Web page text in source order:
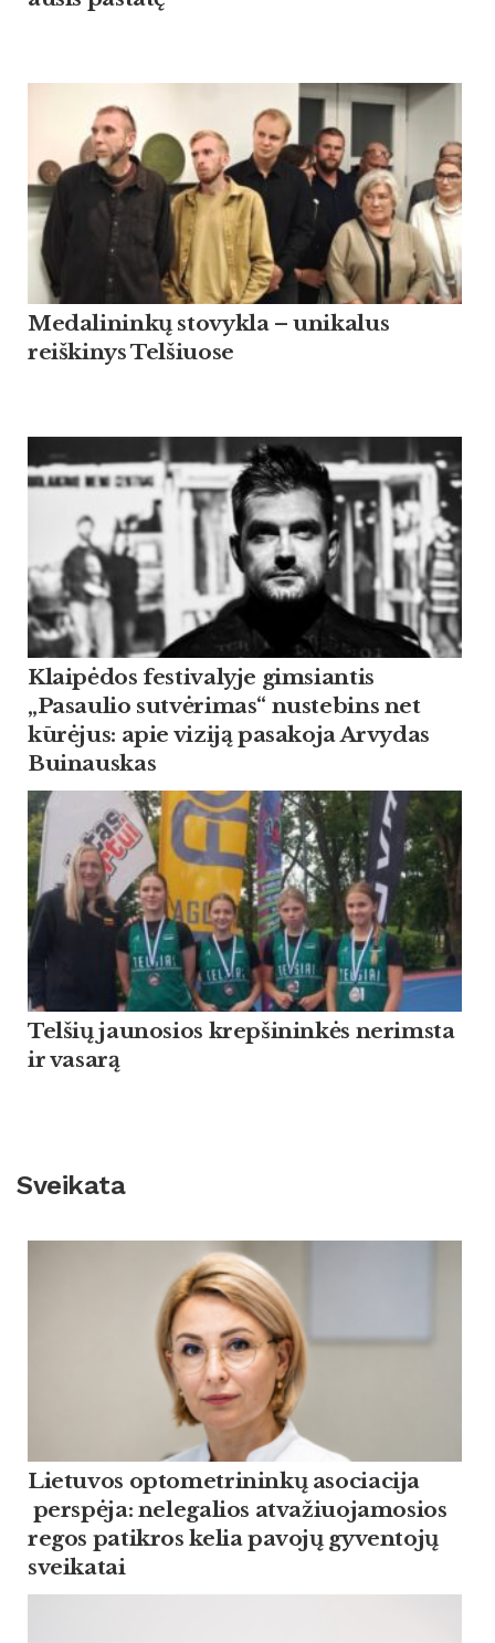
Medalininkų stovykla – unikalus
reiškinys Telšiuose
Klaipėdos festivalyje gimsiantis
„Pasaulio sutvėrimas“ nustebins net
kūrėjus: apie viziją pasakoja Arvydas
Buinauskas
Tel­šių jau­no­sios krep­ši­ninkės ne­rims­ta
ir va­sarą
Sveikata
Lietuvos optometrininkų asociacija
perspėja: nelegalios atvažiuojamosios
regos patikros kelia pavojų gyventojų
sveikatai